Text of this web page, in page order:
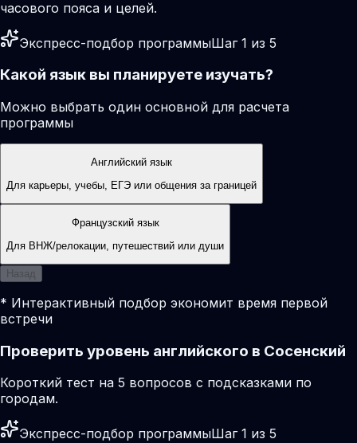
часового пояса и целей.
Экспресс-подбор программыШаг 1 из 5
Какой язык вы планируете изучать?
Можно выбрать один основной для расчета
программы
Английский язык
Для карьеры, учебы, ЕГЭ или общения за границей
Французский язык
Для ВНЖ/релокации, путешествий или души
Назад
* Интерактивный подбор экономит время первой
встречи
Проверить уровень английского в Сосенский
Короткий тест на 5 вопросов с подсказками по
городам.
Экспресс-подбор программыШаг 1 из 5